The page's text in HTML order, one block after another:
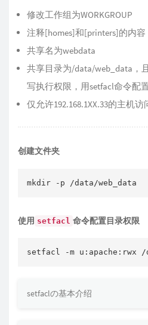
修改工作组为WORKGROUP
注释[homes]和[printers]的内容
共享名为webdata
共享目录为/data/web_data，
写执行权限，用setfacl命令配
仅允许192.168.1XX.33的主机访
创建文件夹
mkdir -p /data/web_data
使用 setfacl 命令配置目录权限
setfacl -m u:apache:rwx /
setfaclの基本介绍